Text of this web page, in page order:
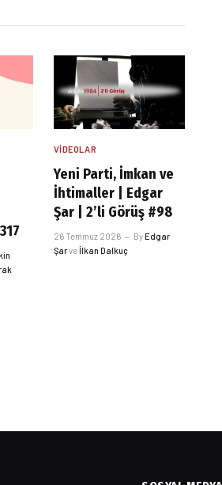
VIDEOLAR
Yeni Parti, İmkan ve
İhtimaller | Edgar
Şar | 2’li Görüş #98
26 Temmuz 2026 ByEdgar
Şarve İlkan Dalkuç